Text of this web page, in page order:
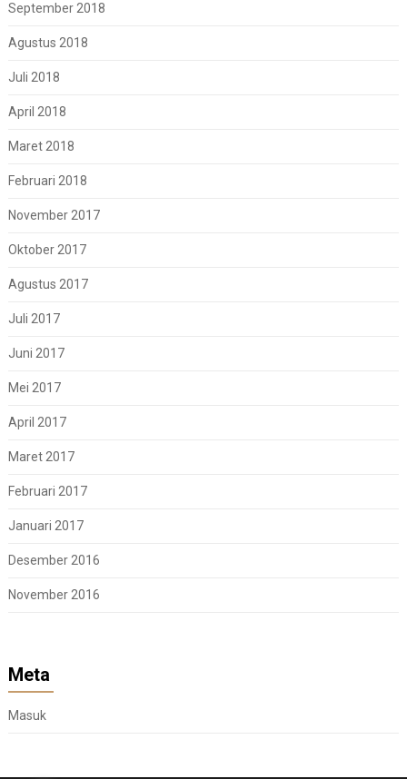
September 2018
Agustus 2018
Juli 2018
April 2018
Maret 2018
Februari 2018
November 2017
Oktober 2017
Agustus 2017
Juli 2017
Juni 2017
Mei 2017
April 2017
Maret 2017
Februari 2017
Januari 2017
Desember 2016
November 2016
Meta
Masuk